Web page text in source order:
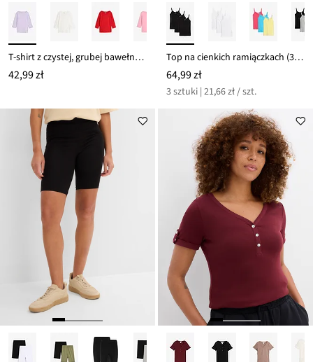
T-shirt z czystej, grubej bawełny organicznej
42,99 zł
Top na cienkich ramiączkach (3 szt.)
64,99 zł
3 sztuki | 21,66 zł / szt.